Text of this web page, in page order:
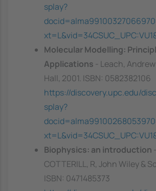
splay?
Molecular Modelling:
Applications
- Leach,
Hall, 2001. ISBN: 0582382106
https://discovery.upc.edu/
splay?
Biophysics: an introduction
COTTERILL, R, John Wiley &
ISBN: 0471485373